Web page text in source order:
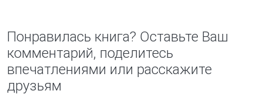
Понравилась книга? Оставьте Ваш
комментарий, поделитесь
впечатлениями или расскажите
друзьям